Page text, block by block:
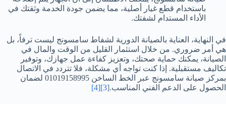
باستخدام قطع غيار أصلية، مما يضمن جودة الخدمة وثقتك في
الأداء المستدام لشفتك.
في النهاية، العناية بالصيانة الدورية لشفاط سامسونج ليست ترفاً، بل
هي أمر ضروري. من خلال استثمار القليل من الوقت والمال في
الصيانة، يمكنك حماية صحتك، وتعزيز كفاءة عمل جهازك، وتوفير
تكاليف مستقبلية. إذا كنت تواجه أي مشكلة، فلا تتردد في الاتصال
بمركز صيانة سامسونج عبر الخط الساخن 01019158995 لضمان
الحصول على الدعم الفني المناسب.[3]
[4]